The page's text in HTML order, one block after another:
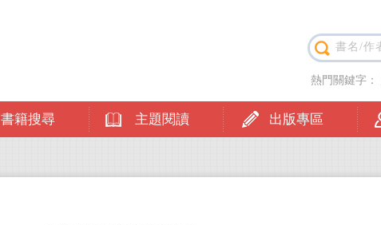
書籍搜尋 主題閱讀 出版專區
熱門關鍵字：